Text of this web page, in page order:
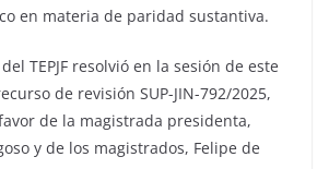
en materia de paridad sustantiva.
TEPJF resolvió en la sesión de este
de revisión SUP-JIN-792/2025,
de la magistrada presidenta,
y de los magistrados, Felipe de